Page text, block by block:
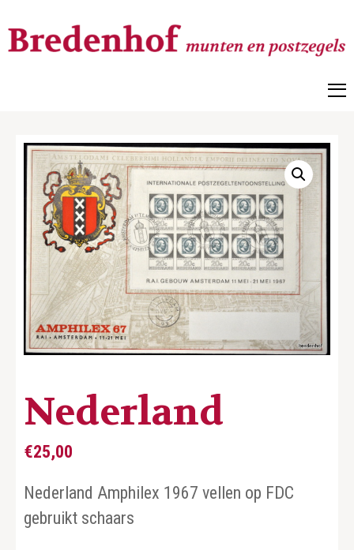
Nederland
€25,00
Nederland Amphilex 1967 vellen op FDC
gebruikt schaars